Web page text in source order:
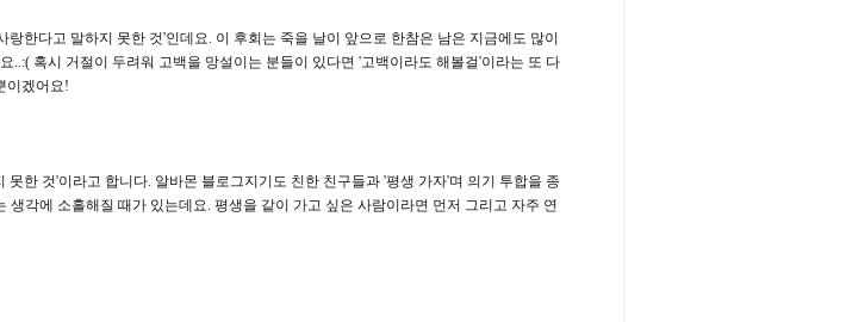
한다고 말하지 못한 것'인데요. 이 후회는 죽을 날이 앞으로 한참은 남은 지금에도 많이
..:( 혹시 거절이 두려워 고백을 망설이는 분들이 있다면 '고백이라도 해볼걸'이라는 또 다
이겠어요!
한 것'이라고 합니다. 알바몬 블로그지기도 친한 친구들과 '평생 가자'며 의기 투합을 종
생각에 소홀해질 때가 있는데요. 평생을 같이 가고 싶은 사람이라면 먼저 그리고 자주 연